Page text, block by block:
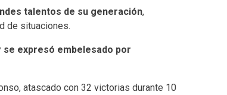
talentos de su generación,
de situaciones.
se expresó embelesado por
atascado con 32 victorias durante 10